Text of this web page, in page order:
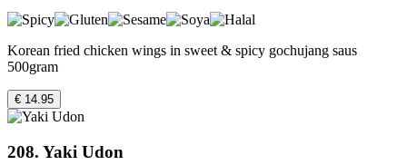
Korean fried chicken wings in sweet & spicy gochujang saus
500gram
€ 14.95
208. Yaki Udon